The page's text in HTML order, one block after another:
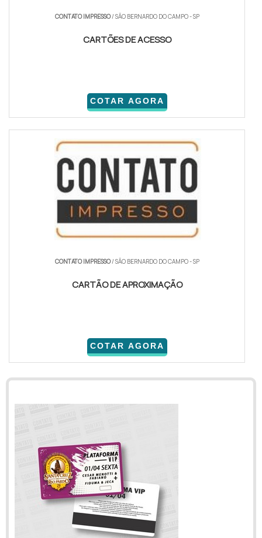
CONTATO IMPRESSO/ SÃO BERNARDO DO CAMPO - SP
CARTÕES DE ACESSO
COTAR AGORA
CONTATO IMPRESSO/ SÃO BERNARDO DO CAMPO - SP
CARTÃO DE APROXIMAÇÃO
COTAR AGORA